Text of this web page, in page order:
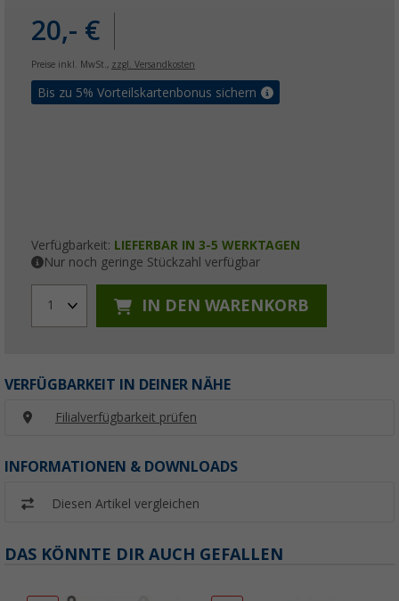
20,- €
Preise inkl. MwSt., zzgl. Versandkosten
Bis zu 5% Vorteilskartenbonus sichern
Verfügbarkeit: LIEFERBAR IN 3-5 WERKTAGEN
Nur noch geringe Stückzahl verfügbar
1 IN DEN WARENKORB
VERFÜGBARKEIT IN DEINER NÄHE
Filialverfügbarkeit prüfen
INFORMATIONEN & DOWNLOADS
Diesen Artikel vergleichen
DAS KÖNNTE DIR AUCH GEFALLEN